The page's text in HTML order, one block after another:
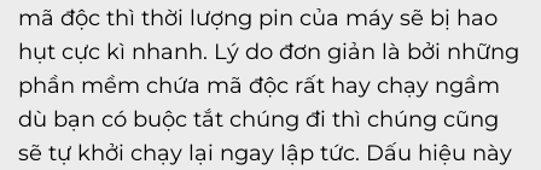
mã độc thì thời lượng pin của máy sẽ bị hao
hụt cực kì nhanh. Lý do đơn giản là bởi những
phần mềm chứa mã độc rất hay chạy ngầm
dù bạn có buộc tắt chúng đi thì chúng cũng
sẽ tự khởi chạy lại ngay lập tức. Dấu hiệu này